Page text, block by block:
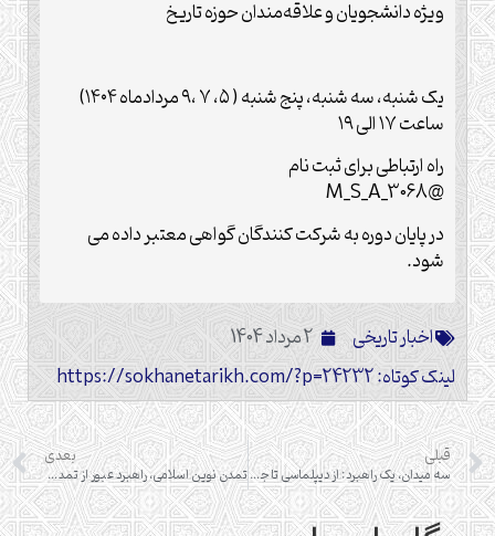
ویژه دانشجویان و علاقه‌مندان حوزه تاریخ
یک شنبه، سه شنبه، پنج شنبه ( ۵، ۷ ،۹ مردادماه ۱۴۰۴)
ساعت ۱۷ الی ۱۹
راه ارتباطی برای ثبت نام
@M_S_A_3068
در پایان دوره به شرکت کنندگان گواهی معتبر داده می
شود.
اخبار تاریخی
2 مرداد 1404
لینک کوتاه: https://sokhanetarikh.com/?p=24232
قبلی
سه میدان، یک راهبرد: از دیپلماسی تا جهاد نظامی و روایت‌سازی
بعدی
تمدن نوین اسلامی، راهبرد عبور از تمدن غرب